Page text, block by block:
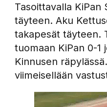
Tasoittavalla
täyteen. Aku
takapesät täyteen.
tuomaan KiPan 0-
Kinnusen
viimeisellään